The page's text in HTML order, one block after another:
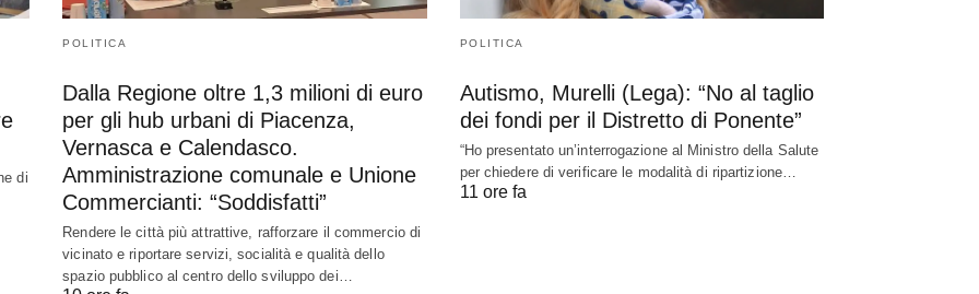
di
POLITICA
Dalla Regione oltre 1,3 milioni di euro
per gli hub urbani di Piacenza,
Vernasca e Calendasco.
Amministrazione comunale e Unione
Commercianti: “Soddisfatti”
Rendere le città più attrattive, rafforzare il commercio di
vicinato e riportare servizi, socialità e qualità dello
spazio pubblico al centro dello sviluppo dei…
POLITICA
Autismo, Murelli (Lega): “No al taglio
dei fondi per il Distretto di Ponente”
“Ho presentato un’interrogazione al Ministro della Salute
per chiedere di verificare le modalità di ripartizione…
11 ore fa